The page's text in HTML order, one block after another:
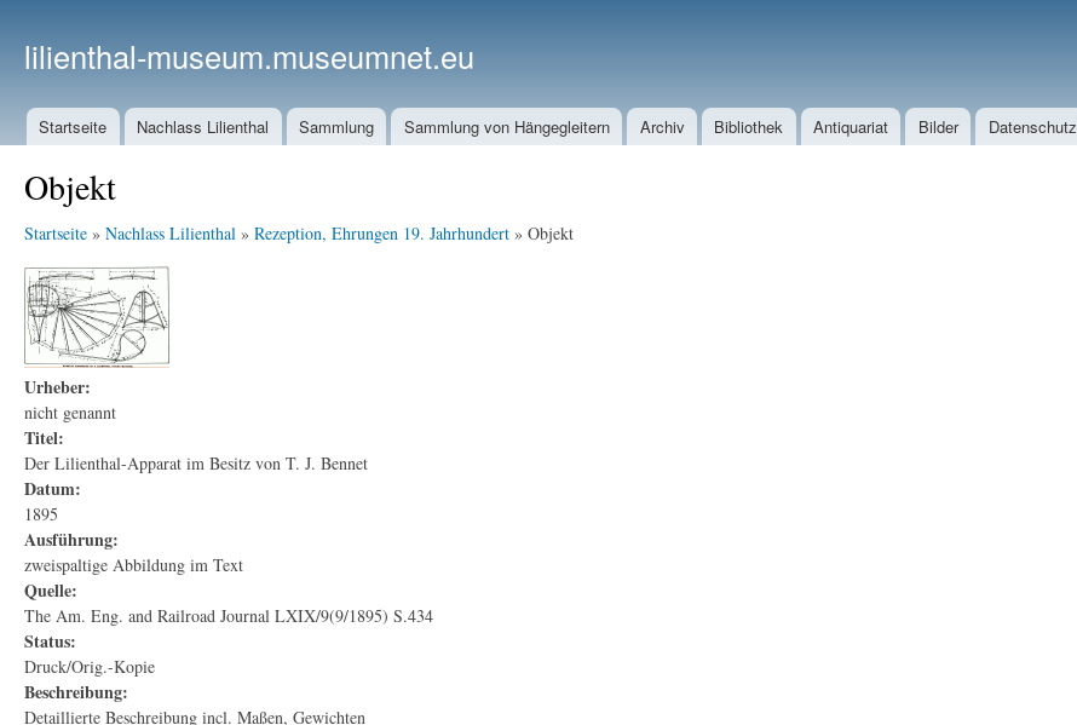
lilienthal-museum.museumnet.eu
Startseite Nachlass Lilienthal Sammlung Sammlung von Hängegleitern Archiv Bibliothek Antiquariat Bilder Datenschutz
Objekt
Startseite » Nachlass Lilienthal » Rezeption, Ehrungen 19. Jahrhundert » Objekt
Urheber:
nicht genannt
Titel:
Der Lilienthal-Apparat im Besitz von T. J. Bennet
Datum:
1895
Ausführung:
zweispaltige Abbildung im Text
Quelle:
The Am. Eng. and Railroad Journal LXIX/9(9/1895) S.434
Status:
Druck/Orig.-Kopie
Beschreibung:
Detaillierte Beschreibung incl. Maßen, Gewichten